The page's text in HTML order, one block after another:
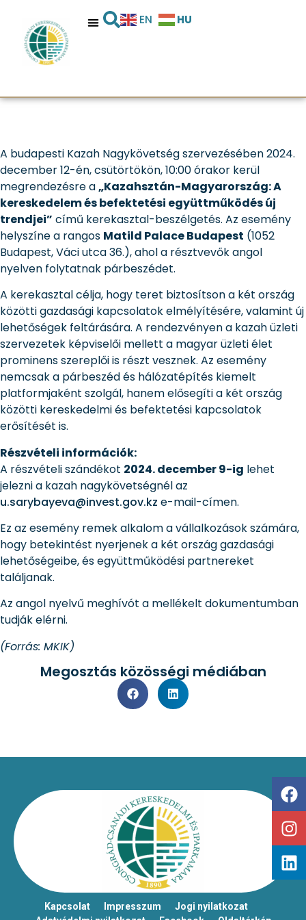
EN HU
kereskedelmi és
befektetési
együttműködésben
A budapesti Kazah Nagykövetség szervezésében 2024.
december 12-én, csütörtökön, 10:00 órakor kerül
megrendezésre a„Kazahsztán-Magyarország: A
kereskedelem és befektetési együttműködés új
trendjei” című kerekasztal-beszélgetés. Az esemény
helyszíne a rangos Matild Palace Budapest (1052
Budapest, Váci utca 36.), ahol a résztvevők angol
nyelven folytatnak párbeszédet.
A kerekasztal célja, hogy teret biztosítson a két ország
közötti gazdasági kapcsolatok elmélyítésére, valamint új
lehetőségek feltárására. A rendezvényen a kazah üzleti
szervezetek képviselői mellett a magyar üzleti élet
prominens szereplői is részt vesznek. Az esemény
nemcsak a párbeszéd és hálózatépítés kiemelt
platformjaként szolgál, hanem elősegíti a két ország
közötti kereskedelmi és befektetési kapcsolatok
erősítését is.
Részvételi információk:
A részvételi szándékot 2024. december 9-ig lehet
jelezni a kazah nagykövetségnél az
u.sarybayeva@invest.gov.kz e-mail-címen.
Ez az esemény remek alkalom a vállalkozások számára,
hogy betekintést nyerjenek a két ország gazdasági
lehetőségeibe, és együttműködési partnereket
találjanak.
Az angol nyelvű meghívót a mellékelt dokumentumban
tudják elérni.
(Forrás: MKIK)
Megosztás közösségi médiában
Kapcsolat Impresszum
Jogi nyilatkozat